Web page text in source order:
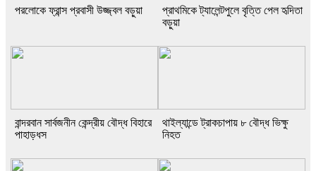
পরলোকে ফ্রান্স প্রবাসী উজ্জ্বল বড়ুয়া
প্রাথমিকে ট্যালেন্টপুলে বৃত্তি পেল হৃদিতা
বড়ুয়া
বান্দরবান সার্বজনীন কেন্দ্রীয় বৌদ্ধ বিহারে
পাহাড়ধস
থাইল্যান্ডে ট্রাকচাপায় ৮ বৌদ্ধ ভিক্ষু
নিহত